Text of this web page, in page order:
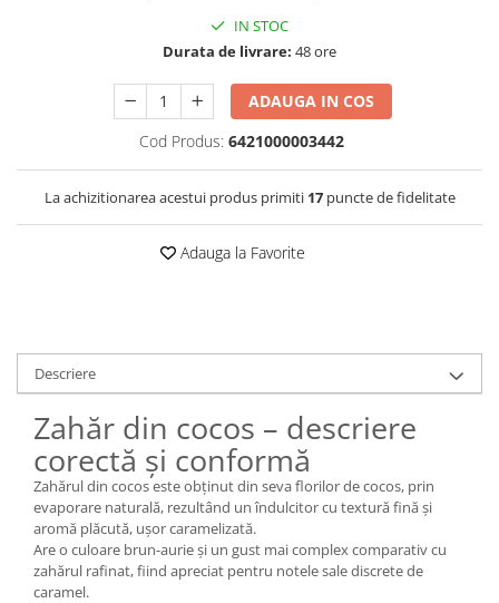
IN STOC
Durata de livrare: 48 ore
ADAUGA IN COS
Cod Produs: 6421000003442
La achizitionarea acestui produs primiti 17puncte de fidelitate
Adauga la Favorite
Descriere
Zahăr din cocos – descriere
corectă și conformă
Zahărul din cocos este obținut din seva florilor de cocos, prin
evaporare naturală, rezultând un îndulcitor cu textură fină și
aromă plăcută, ușor caramelizată.
Are o culoare brun-aurie și un gust mai complex comparativ cu
zahărul rafinat, fiind apreciat pentru notele sale discrete de
caramel.